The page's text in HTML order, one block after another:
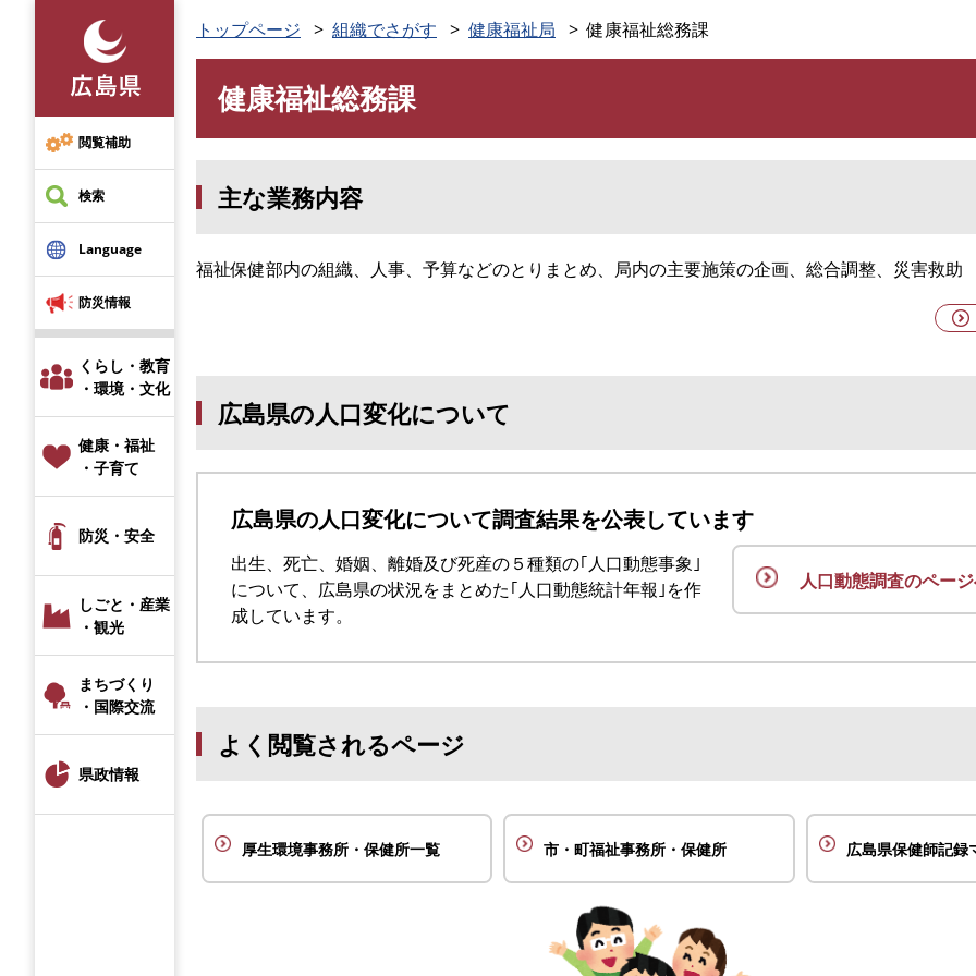
先
頭
で
す
。
閲覧補助
検索
Language
防災情報
くらし・教育
・環境・文化
健康・福祉
・子育て
防災・安全
しごと・産業
・観光
まちづくり
・国際交流
県政情報
トップページ 組織でさがす 健康福祉局 健康福祉総務課
健康福祉総務課
主な業務内容
福祉保健部内の組織、人事、予算などのとりまとめ、局内の主要施策の企画、総合調整、災害救助
広島県の人口変化について
広島県の人口変化について調査結果を公表しています
出生、死亡、婚姻、離婚及び死産の５種類の｢人口動態事象｣
について、広島県の状況をまとめた｢人口動態統計年報｣を作
成しています。
人口動態調査のペー
よく閲覧されるページ
厚生環境事務所・保健所一覧 市・町福祉事務所・保健所 広島県保健師記録